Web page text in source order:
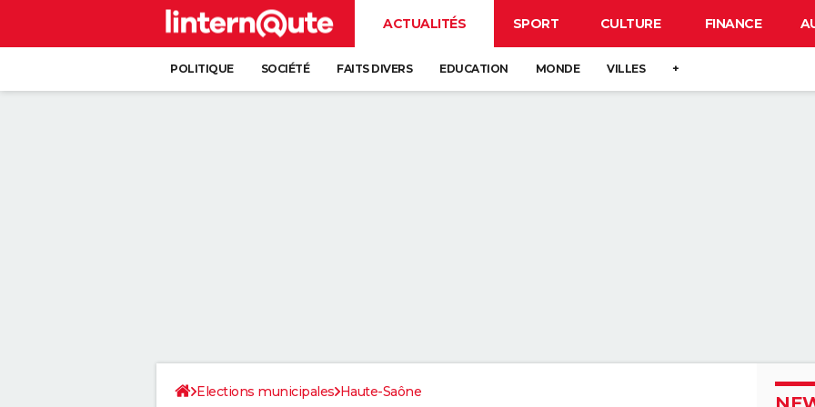
ACTUALITÉS SPORT CULTURE FINANCE
POLITIQUE SOCIÉTÉ FAITS DIVERS EDUCATION MONDE VILLES +
Elections municipales Haute-Saône